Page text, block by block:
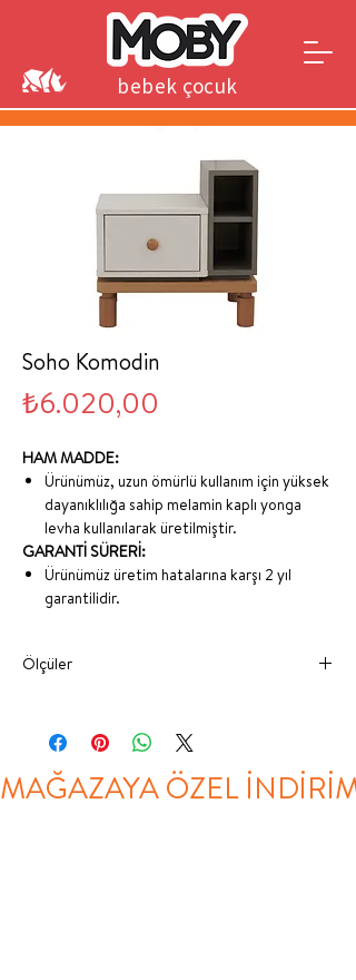
bebek çocuk
genç
Soho Komodin
₺6.020,00
HAM MADDE:
Ürünümüz, uzun ömürlü kullanım için yüksek
dayanıklılığa sahip melamin kaplı yonga
levha kullanılarak üretilmiştir.
GARANTİ SÜRERİ:
Ürünümüz üretim hatalarına karşı 2 yıl
garantilidir.
Ölçüler
MAĞAZAYA ÖZEL İNDİRİM